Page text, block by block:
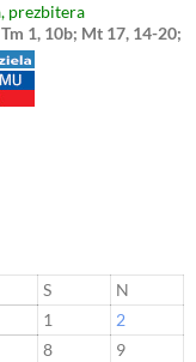
prezbitera
1, 10b; Mt 17, 14-20;
S
N
1
2
8
9